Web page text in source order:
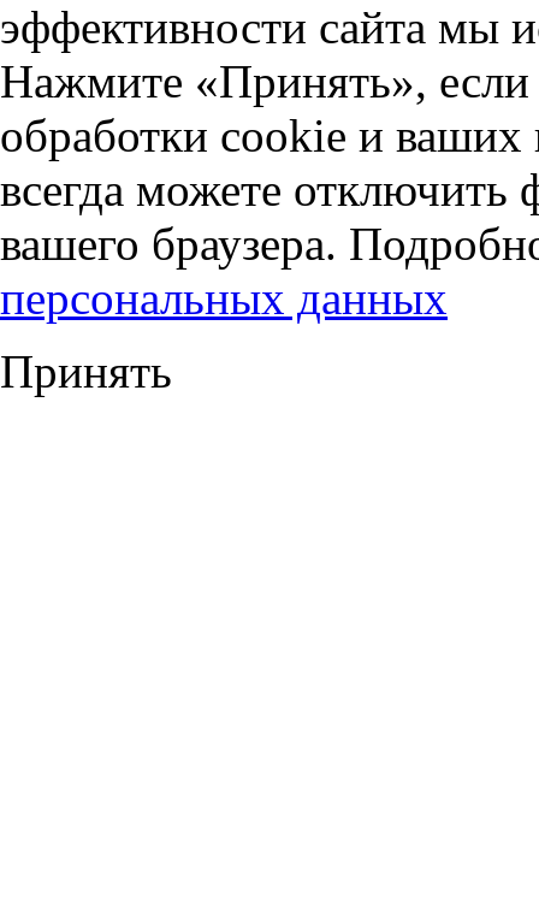
эффективности сайта мы
Нажмите «Принять», если
обработки cookie и
всегда можете отключить
вашего браузера.
персональных данных
Принять